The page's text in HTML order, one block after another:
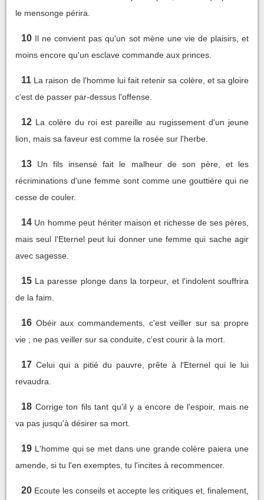
le mensonge périra.
10 Il ne convient pas qu'un sot mène une vie de plaisirs, et
moins encore qu'un esclave commande aux princes.
11 La raison de l'homme lui fait retenir sa colère, et sa gloire
c'est de passer par-dessus l'offense.
12 La colère du roi est pareille au rugissement d'un jeune
lion, mais sa faveur est comme la rosée sur l'herbe.
13
Un fils insensé fait le malheur de son père, et les
récriminations d'une femme sont comme une gouttière qui ne
cesse de couler.
14 Un homme peut hériter maison et richesse de ses pères,
mais seul l'Eternel peut lui donner une femme qui sache agir
avec sagesse.
15 La paresse plonge dans la torpeur, et l'indolent souffrira
de la faim.
16 Obéir aux commandements, c'est veiller sur sa propre
vie ; ne pas veiller sur sa conduite, c'est courir à la mort.
17 Celui qui a pitié du pauvre, prête à l'Eternel qui le lui
revaudra.
18 Corrige ton fils tant qu'il y a encore de l'espoir, mais ne
va pas jusqu'à désirer sa mort.
19 L'homme qui se met dans une grande colère paiera une
amende, si tu l'en exemptes, tu l'incites à recommencer.
20 Ecoute les conseils et accepte les critiques et, finalement,